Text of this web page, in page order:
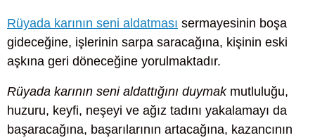
Rüyada karının seni aldatması sermayesinin boşa
gideceğine, işlerinin sarpa saracağına, kişinin eski
aşkına geri döneceğine yorulmaktadır.
Rüyada karının seni aldattığını duymakmutluluğu,
huzuru, keyfi, neşeyi ve ağız tadını yakalamayı da
başaracağına, başarılarının artacağına, kazancının